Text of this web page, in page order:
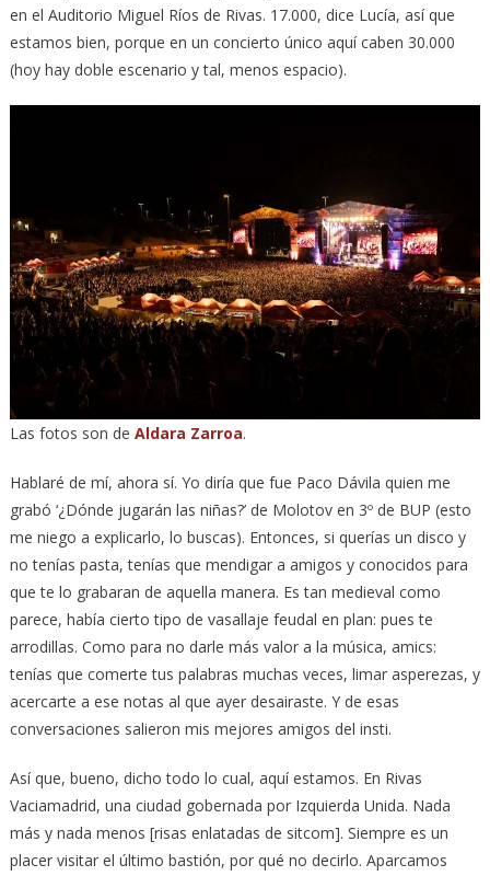
en el Auditorio Miguel Ríos de Rivas. 17.000, dice Lucía, así que
estamos bien, porque en un concierto único aquí caben 30.000
(hoy hay doble escenario y tal, menos espacio).
Las fotos son de Aldara Zarroa.
Hablaré de mí, ahora sí. Yo diría que fue Paco Dávila quien me
grabó ‘¿Dónde jugarán las niñas?’ de Molotov en 3º de BUP (esto
me niego a explicarlo, lo buscas). Entonces, si querías un disco y
no tenías pasta, tenías que mendigar a amigos y conocidos para
que te lo grabaran de aquella manera. Es tan medieval como
parece, había cierto tipo de vasallaje feudal en plan: pues te
arrodillas. Como para no darle más valor a la música, amics:
tenías que comerte tus palabras muchas veces, limar asperezas, y
acercarte a ese notas al que ayer desairaste. Y de esas
conversaciones salieron mis mejores amigos del insti.
Así que, bueno, dicho todo lo cual, aquí estamos. En Rivas
Vaciamadrid, una ciudad gobernada por Izquierda Unida. Nada
más y nada menos [risas enlatadas de sitcom]. Siempre es un
placer visitar el último bastión, por qué no decirlo. Aparcamos